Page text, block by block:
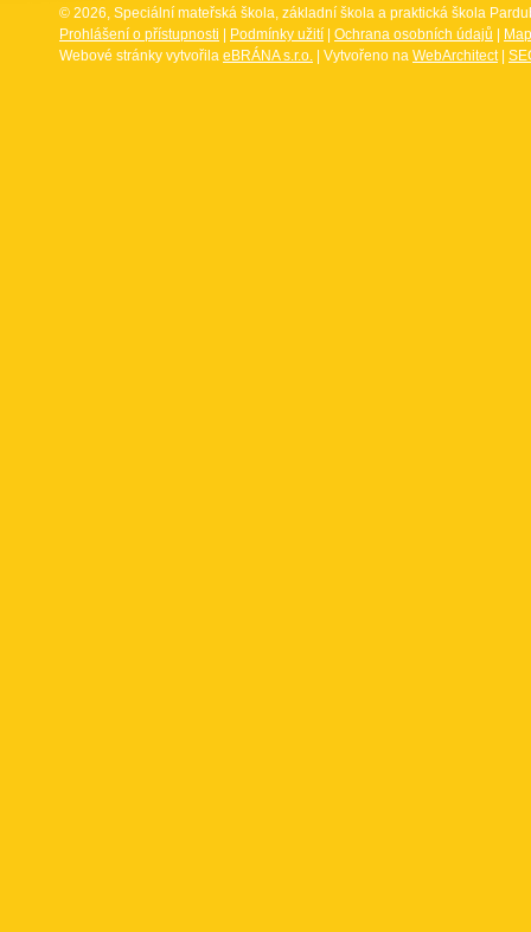
© 2026, Speciální mateřská škola, základní škola a praktická škola
Prohlášení o přístupnosti
Podmínky užití Ochrana osobních údajů
Webové stránky vytvořila eBRÁNA s.r.o. | Vytvořeno na WebArchitect|